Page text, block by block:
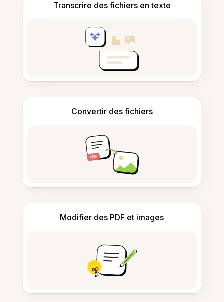
Transcrire des fichiers en texte
Convertir des fichiers
Modifier des PDF et images